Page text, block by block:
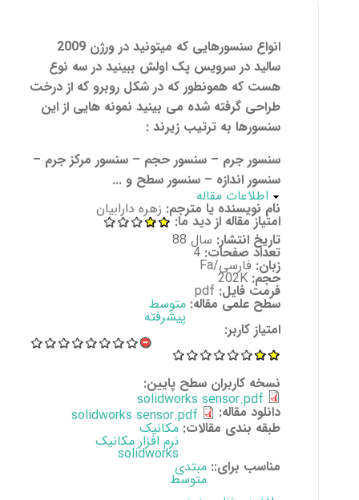
انواع سنسورھایی که میتونید در ورژن 2009
سالید در سرویس پک اولش ببینید در سه نوع
ھست که ھمونطور که در شکل روبرو که از درخت
طراحی گرفته شده می بینید نمونه ھایی از این
سنسورھا به ترتیب زیرند :
سنسور جرم – سنسور حجم – سنسور مرکز جرم –
سنسور اندازه – سنسور سطح و ...
پنهان کن
اطلاعات مقاله
نام نویسنده یا مترجم:زهره دارابیان
امتیاز مقاله از دید ما:
تاریخ انتشار:سال 88
تعداد صفحات:4
زبان:فارسی/Fa
حجم:202K
فرمت فایل:pdf
سطح علمی مقاله:متوسط
پیشرفته
امتیاز کاربر:
نسخه کاربران سطح پایین:
solidworks sensor.pdf
دانلود مقاله: solidworks sensor.pdf
طبقه بندی مقالات:مکانیک
نرم افزار مکانیک
solidworks
مناسب برای::مبتدی
متوسط